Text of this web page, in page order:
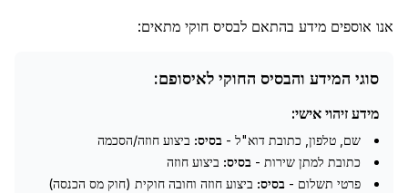
אנו אוספים מידע בהתאם לבסיס חוקי מתאים:
סוגי המידע והבסיס החוקי לאיסופם:
מידע זיהוי אישי:
שם, טלפון, כתובת דוא"ל - בסיס: ביצוע חוזה/הסכמה
כתובת למתן שירות - בסיס: ביצוע חוזה
פרטי תשלום - בסיס: ביצוע חוזה וחובה חוקית (חוק מס הכנסה)